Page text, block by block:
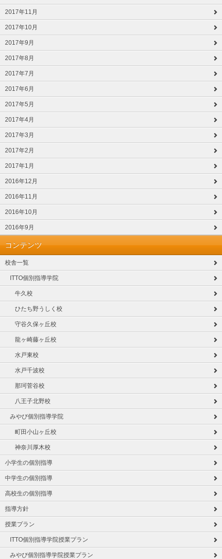
2017年11月
2017年10月
2017年9月
2017年8月
2017年7月
2017年6月
2017年5月
2017年4月
2017年3月
2017年2月
2017年1月
2016年12月
2016年11月
2016年10月
2016年9月
コンテンツ
校舎一覧
ITTO個別指導学院
牛久校
ひたち野うしく校
守谷久保ヶ丘校
龍ヶ崎藤ヶ丘校
水戸東校
水戸千波校
那珂菅谷校
八王子北野校
みやび個別指導学院
町田小山ヶ丘校
神奈川厚木校
小学生の個別指導
中学生の個別指導
高校生の個別指導
指導方針
授業プラン
ITTO個別指導学院授業プラン
みやび個別指導学院授業プラン